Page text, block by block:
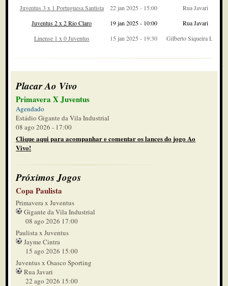
Juventus 3 x 1 Portuguesa Santista
22 jan 2025 - 15:00
Rua Javari
Juventus 2 x 2 Rio Claro
19 jan 2025 - 10:00
Rua Javari
Linense 1 x 0 Juventus
15 jan 2025 - 19:30 Gilberto Siqueira Lopes
Placar Ao Vivo
Primavera X Juventus
Agendado
Estádio Gigante da Vila Industrial
08 ago 2026 - 17:00
Clique aqui para acompanhar e comentar os lances do jogo Ao
Vivo!
Próximos Jogos
Copa Paulista
Primavera x Juventus
Gigante da Vila Industrial
08 ago 2026 17:00
Paulista x Juventus
Jayme Cintra
15 ago 2026 15:00
Juventus x Osasco Sporting
Rua Javari
22 ago 2026 15:00